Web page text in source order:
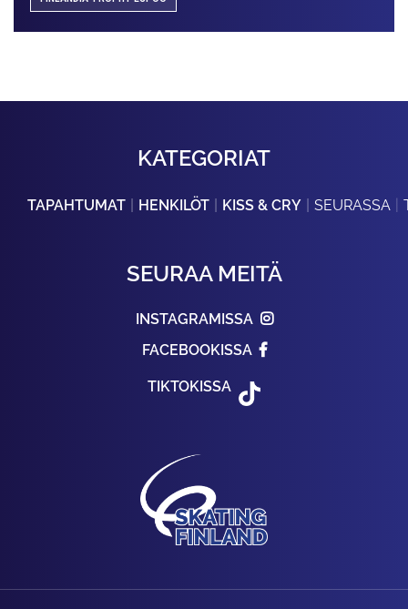
KATEGORIAT
TAPAHTUMAT HENKILÖT KISS & CRY SEURASSA
SEURAA MEITÄ
INSTAGRAMISSA
FACEBOOKISSA
TIKTOKISSA